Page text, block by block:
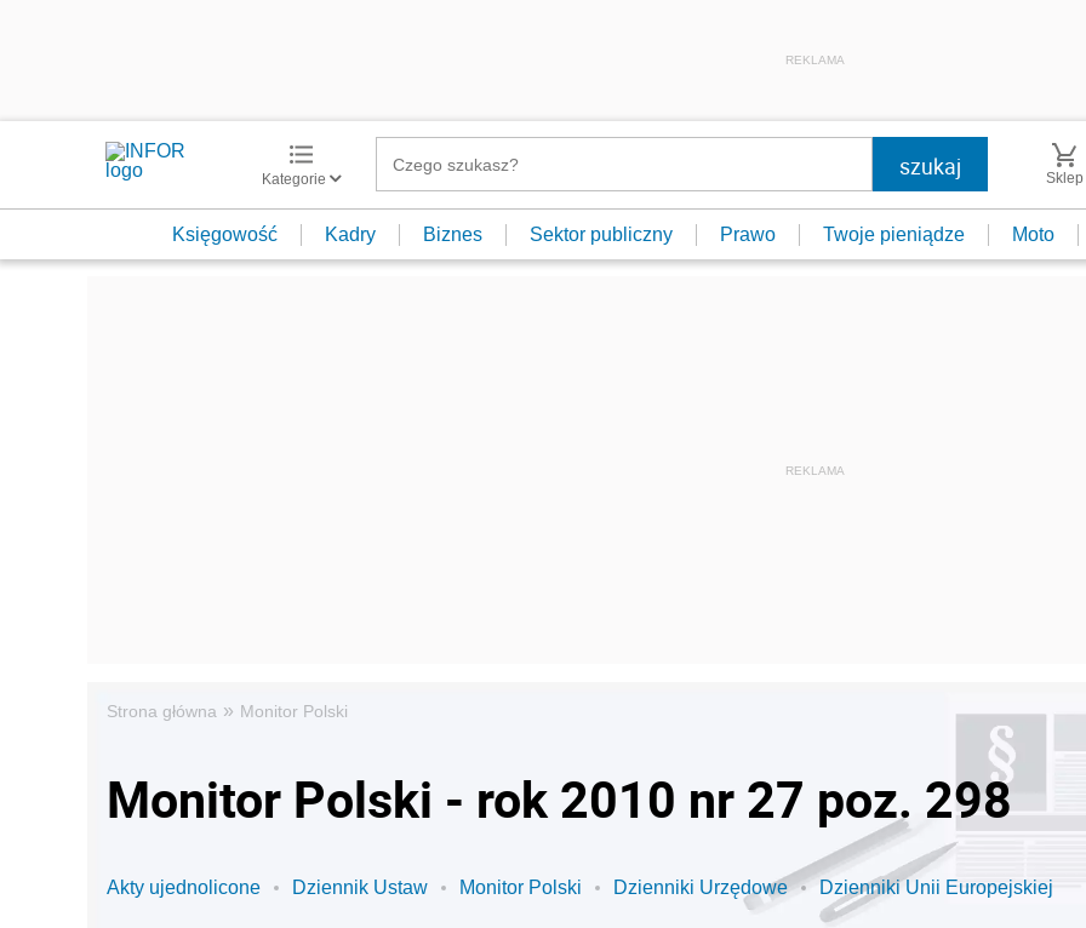
REKLAMA
Kategorie Sklep
Księgowość Kadry Biznes Sektor publiczny Prawo Twoje pieniądze Moto
Strona główna » Monitor Polski
Monitor Polski - rok 2010 nr 27 poz. 298
Akty ujednolicone Dziennik Ustaw Monitor Polski Dzienniki Urzędowe Dzienniki Unii Europejskiej